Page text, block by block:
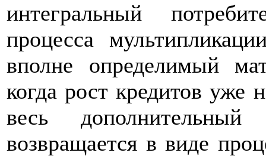
интегральный
процесса
вполне определимый
когда рост кредитов уже
весь
возвращается в виде